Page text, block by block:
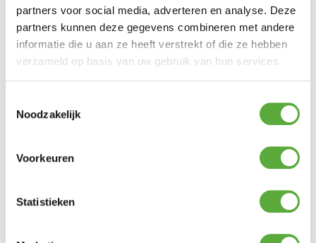
partners voor social media, adverteren en analyse. Deze
partners kunnen deze gegevens combineren met andere
informatie die u aan ze heeft verstrekt of die ze hebben
verzameld op basis van uw gebruik van hun services.
Noodzakelijk
Voorkeuren
Statistieken